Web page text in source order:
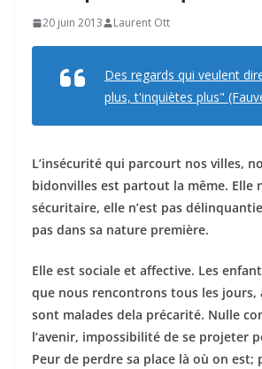
20 juin 2013 Laurent Ott
Des regards qui veulent
plus, t'inquiètes plus"
L’insécurité qui parcourt nos villes,
bidonvilles est partout la même. Elle
sécuritaire, elle n’est pas
pas dans sa nature première.
Elle est sociale et affective. Les
que nous rencontrons tous les jours,
sont malades dela précarité. Nulle
l’avenir, impossibilité de se projeter
Peur de perdre sa place là où on est;